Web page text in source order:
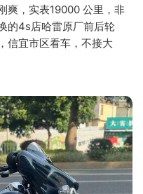
爽，实表19000 公里，非
的4s店哈雷原厂前后轮
信宜市区看车，不接大